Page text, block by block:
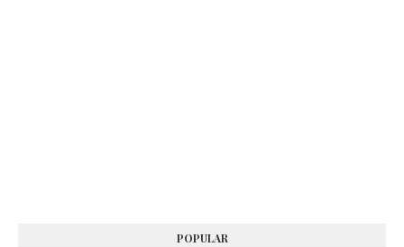
POPULAR